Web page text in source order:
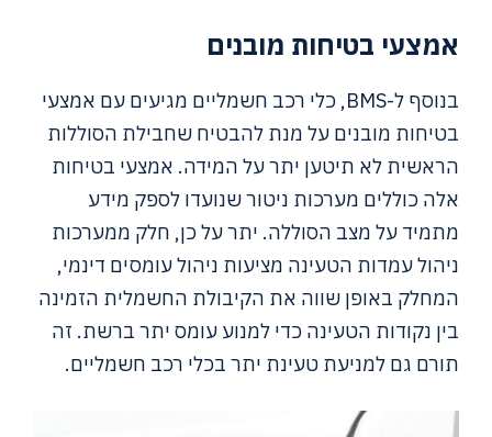
אמצעי בטיחות מובנים
בנוסף ל-BMS, כלי רכב חשמליים מגיעים עם אמצעי
בטיחות מובנים על מנת להבטיח שחבילת הסוללות
הראשית לא תיטען יתר על המידה. אמצעי בטיחות
אלה כוללים מערכות ניטור שנועדו לספק מידע
מתמיד על מצב הסוללה. יתר על כן, חלק ממערכות
ניהול עמדות הטעינה מציעות ניהול עומסים דינמי,
המחלק באופן שווה את הקיבולת החשמלית הזמינה
בין נקודות הטעינה כדי למנוע עומס יתר ברשת. זה
תורם גם למניעת טעינת יתר בכלי רכב חשמליים.